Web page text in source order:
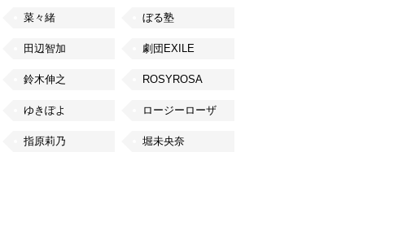
菜々緒 ぼる塾
田辺智加 劇団EXILE
鈴木伸之 ROSYROSA
ゆきぽよ ロージーローザ
指原莉乃 堀未央奈